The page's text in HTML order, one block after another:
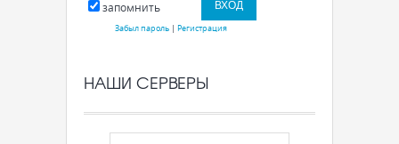
запомнить
Забыл пароль| Регистрация
НАШИ СЕРВЕРЫ